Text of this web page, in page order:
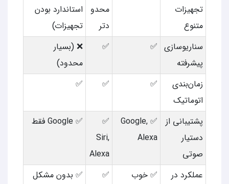
تجهیزات
متنوع
محدو
دتر
استاندارد بودن
تجهیزات)
سناریوسازی
پیشرفته
✅
✅
❌ (بسیار
محدود)
زمان‌بندی
اتوماتیک
✅
✅
✅
پشتیبانی از
دستیار
صوتی
✅ Google,
Alexa
✅
Siri,
Alexa
✅ Google فقط
عملکرد در
✅ خوب
✅
✅ بدون مشکل